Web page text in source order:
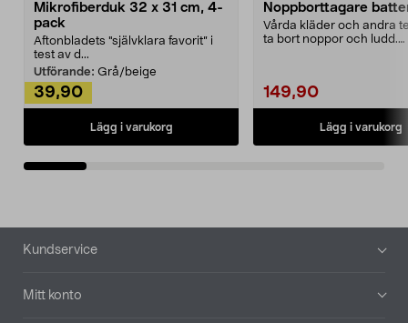
Mikrofiberduk 32 x 31 cm, 4-
pack
Aftonbladets "självklara favorit” i
test av d...
Utförande: Grå/beige
39,90
Lägg i varukorg
Noppborttagare
Vårda kläder och andra
ta bort noppor och ludd.
149,90
Lägg i varukorg
Sidfot
Kundservice
Mitt konto